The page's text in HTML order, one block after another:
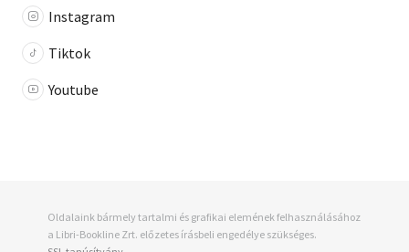
Instagram
Tiktok
Youtube
Oldalaink bármely tartalmi és grafikai elemének felhasználásához
a Libri-Bookline Zrt. előzetes írásbeli engedélye szükséges.